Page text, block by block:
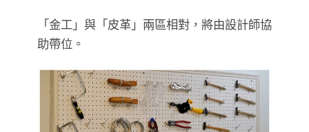
「金工」與「皮革」兩區相對，將由設計師協
助帶位。